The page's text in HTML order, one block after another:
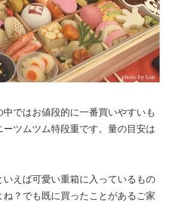
ではお値段的に一番買いやすいも
ツムツム特段重です。量の目安は
いえば可愛い重箱に入っているもの
ね？でも既に買ったことがあるご家